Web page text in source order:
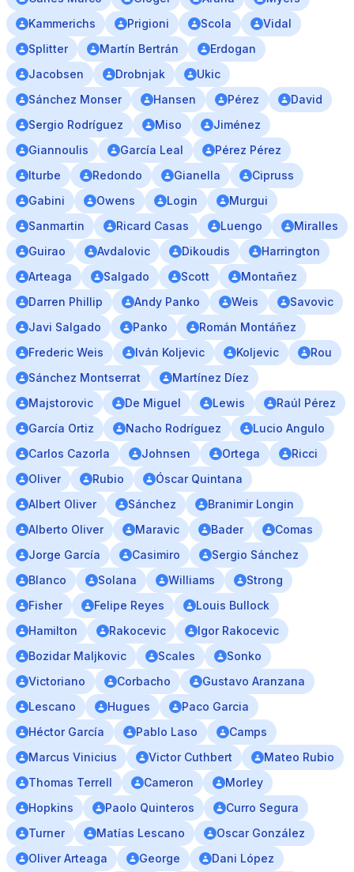
Kammerichs
Prigioni Scola
Vidal
Splitter
Martín Bertrán
Erdogan
Jacobsen
Drobnjak
Ukic
Sánchez Monser
Hansen Pérez
David
Sergio Rodríguez
Miso
Jiménez
Giannoulis
García Leal
Pérez Pérez
Iturbe
Redondo Gianella
Cipruss
Gabini
Owens Login
Murgui
Sanmartin
Ricard Casas Luengo
Miralles
Guirao
Avdalovic Dikoudis
Harrington
Arteaga
Salgado Scott
Montañez
Darren Phillip
Andy Panko Weis
Savovic
Javi Salgado
Panko
Román Montáñez
Frederic Weis
Iván Koljevic Koljevic
Rou
Sánchez Montserrat
Martínez Díez
Majstorovic
De Miguel Lewis
Raúl Pérez
García Ortiz
Nacho Rodríguez
Lucio Angulo
Carlos Cazorla
Johnsen Ortega
Ricci
Oliver
Rubio
Óscar Quintana
Albert Oliver
Sánchez
Branimir Longin
Alberto Oliver
Maravic Bader
Comas
Jorge García
Casimiro
Sergio Sánchez
Blanco
Solana Williams
Strong
Fisher
Felipe Reyes
Louis Bullock
Hamilton
Rakocevic
Igor Rakocevic
Bozidar Maljkovic
Scales
Sonko
Victoriano
Corbacho
Gustavo Aranzana
Lescano
Hugues
Paco Garcia
Héctor García
Pablo Laso
Camps
Marcus Vinicius
Victor Cuthbert
Mateo Rubio
Thomas Terrell
Cameron
Morley
Hopkins
Paolo Quinteros
Curro Segura
Turner
Matías Lescano
Oscar González
Oliver Arteaga
George Dani López